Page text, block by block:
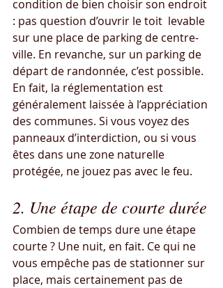
condition de bien choisir son endroit
: pas question d’ouvrir le toit  levable
sur une place de parking de centre-
ville. En revanche, sur un parking de
départ de randonnée, c’est possible.
En fait, la réglementation est
généralement laissée à l’appréciation
des communes. Si vous voyez des
panneaux d’interdiction, ou si vous
êtes dans une zone naturelle
protégée, ne jouez pas avec le feu.
2. Une étape de courte durée
Combien de temps dure une étape
courte ? Une nuit, en fait. Ce qui ne
vous empêche pas de stationner sur
place, mais certainement pas de